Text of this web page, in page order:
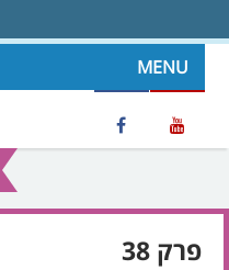
MENU
פרק 38